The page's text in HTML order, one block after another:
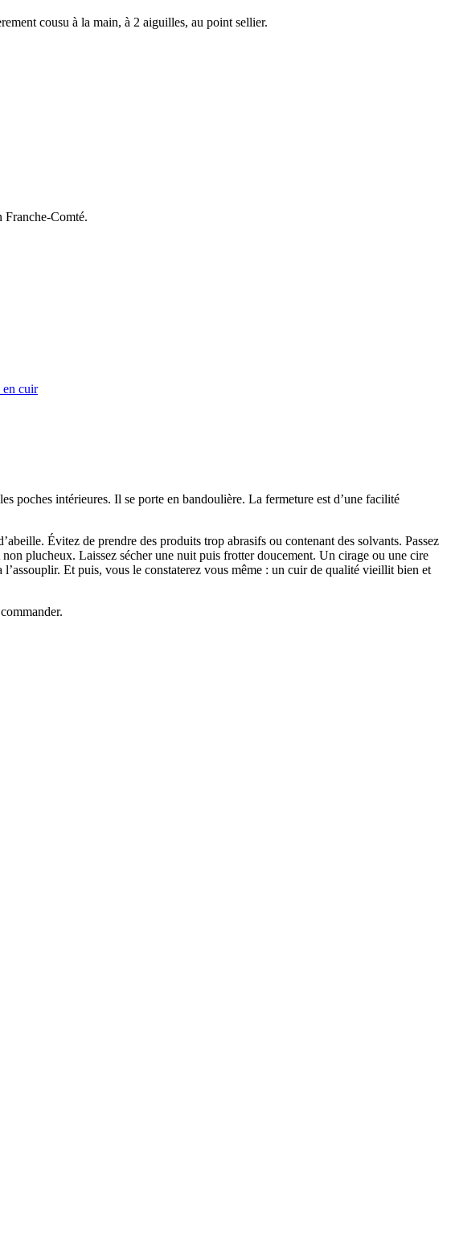
cousu à la main, à 2 aiguilles, au point sellier.
Franche-Comté.
en cuir
poches intérieures. Il se porte en bandoulière. La fermeture est d’une facilité
Évitez de prendre des produits trop abrasifs ou contenant des solvants. Passez
plucheux. Laissez sécher une nuit puis frotter doucement. Un cirage ou une cire
Et puis, vous le constaterez vous même : un cuir de qualité vieillit bien et